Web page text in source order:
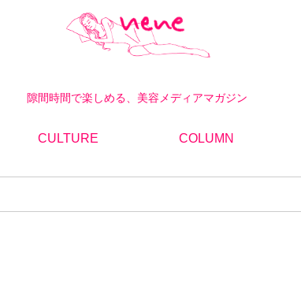
隙間時間で楽しめる、美容メディアマガジン
CULTURE COLUMN